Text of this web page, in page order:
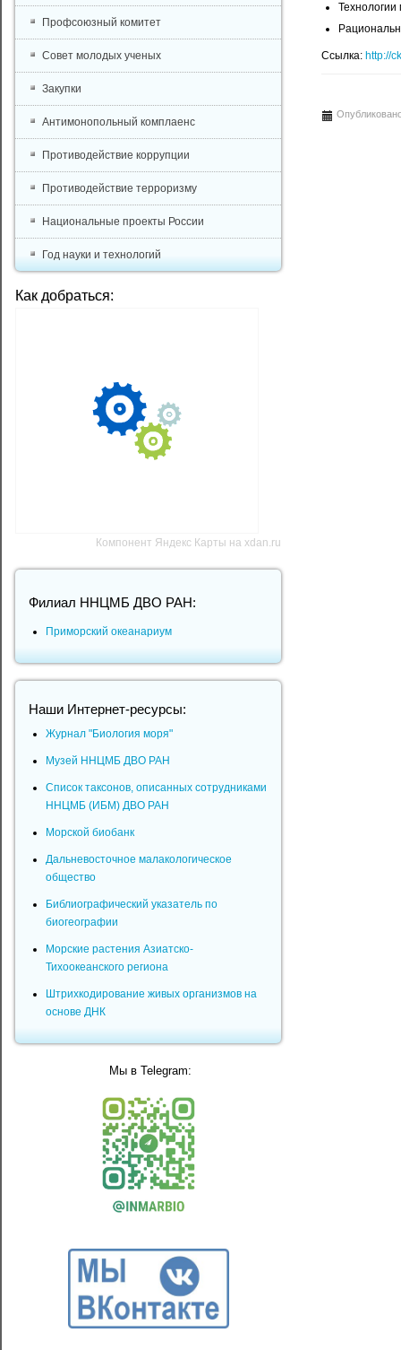
Ссылка: http://
Профсоюзный комитет
Совет молодых ученых
Закупки
Антимонопольный комплаенс
Противодействие коррупции
Противодействие терроризму
Национальные проекты России
Год науки и технологий
Как добраться:
Компонент Яндекс Карты на xdan.ru
Филиал ННЦМБ ДВО РАН:
Приморский океанариум
Наши Интернет-ресурсы:
Журнал "Биология моря"
Музей ННЦМБ ДВО РАН
Список таксонов, описанных сотрудниками
ННЦМБ (ИБМ) ДВО РАН
Морской биобанк
Дальневосточное малакологическое
общество
Библиографический указатель по
биогеографии
Морские растения Азиатско-
Тихоокеанского региона
Штрихкодирование живых организмов на
основе ДНК
Мы в Telegram: